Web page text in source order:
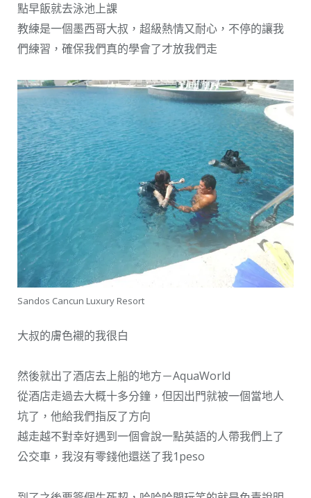
點早飯就去泳池上課
教練是一個墨西哥大叔，超級熱情又耐心，不停的讓我
們練習，確保我們真的學會了才放我們走
Sandos Cancun Luxury Resort
大叔的膚色襯的我很白
然後就出了酒店去上船的地方－AquaWorld
從酒店走過去大概十多分鐘，但因出門就被一個當地人
坑了，他給我們指反了方向
越走越不對幸好遇到一個會說一點英語的人帶我們上了
公交車，我沒有零錢他還送了我1peso